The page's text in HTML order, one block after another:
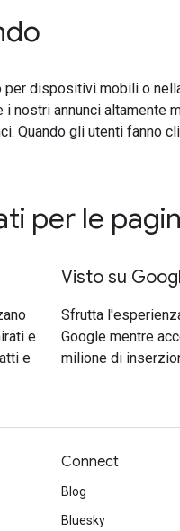
dispositivi mobili o
nostri annunci altamente
Quando gli utenti fanno
per le
e
e
Visto su
Sfrutta
Google mentre
milione di
Connect
Blog
Bluesky